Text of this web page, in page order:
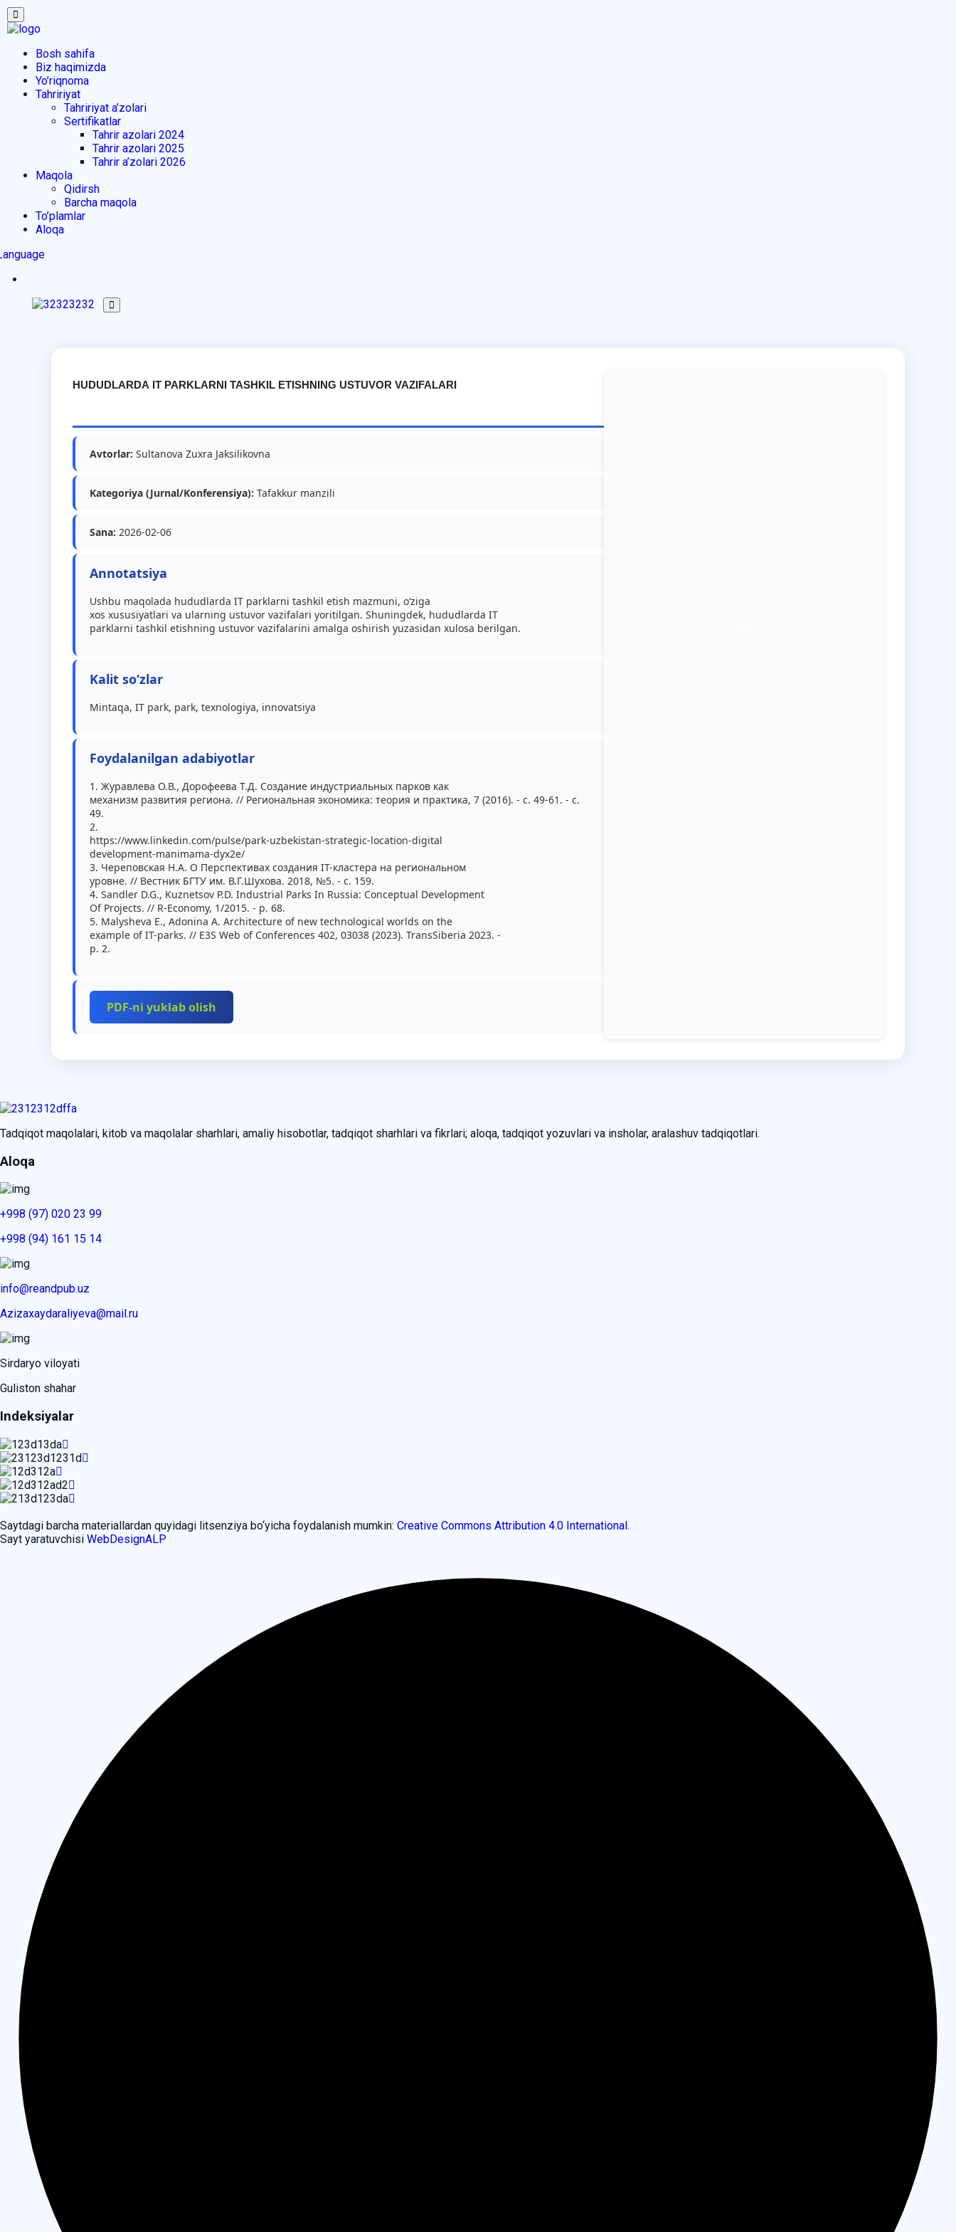
Bosh sahifa
Biz haqimizda
Yo’riqnoma
Tahririyat
Tahririyat a’zolari
Sertifikatlar
Tahrir azolari 2024
Tahrir azolari 2025
Tahrir a’zolari 2026
Maqola
Qidirsh
Barcha maqola
To’plamlar
Aloqa
HUDUDLARDA IT PARKLARNI TASHKIL ETISHNING USTUVOR VAZIFALARI
Avtorlar: Sultanova Zuxra Jaksilikovna
Kategoriya (Jurnal/Konferensiya): Tafakkur manzili
Sana: 2026-02-06
Annotatsiya
Ushbu maqolada hududlarda IT parklarni tashkil etish mazmuni, o‘ziga
xos xususiyatlari va ularning ustuvor vazifalari yoritilgan. Shuningdek, hududlarda IT
parklarni tashkil etishning ustuvor vazifalarini amalga oshirish yuzasidan xulosa berilgan.
Kalit so‘zlar
Mintaqa, IT park, park, texnologiya, innovatsiya
Foydalanilgan adabiyotlar
1. Журавлева О.В., Дорофеева Т.Д. Создание индустриальных парков как
механизм развития региона. // Региональная экономика: теория и практика, 7 (2016). - с. 49-61. - с.
49.
2.
https://www.linkedin.com/pulse/park-uzbekistan-strategic-location-digital
development-manimama-dyx2e/
3. Череповская Н.А. О Перспективах создания IT-кластера на региональном
уровне. // Вестник БГТУ им. В.Г.Шухова. 2018, №5. - с. 159.
4. Sandler D.G., Kuznetsov P.D. Industrial Parks In Russia: Conceptual Development
Of Projects. // R-Economy, 1/2015. - p. 68.
5. Malysheva E., Adonina A. Architecture of new technological worlds on the
example of IT-parks. // E3S Web of Conferences 402, 03038 (2023). TransSiberia 2023. -
p. 2.
PDF-ni yuklab olish
Tadqiqot maqolalari, kitob va maqolalar sharhlari, amaliy hisobotlar, tadqiqot sharhlari va fikrlari; aloqa, tadqiqot yozuvlari va insholar, aralashuv tadqiqotlari.
Aloqa
+998 (97) 020 23 99
+998 (94) 161 15 14
info@reandpub.uz
Azizaxaydaraliyeva@mail.ru
Sirdaryo viloyati
Guliston shahar
Indeksiyalar
Saytdagi barcha materiallardan quyidagi litsenziya bo‘yicha foydalanish mumkin: Creative Commons Attribution 4.0 International.
Sayt yaratuvchisi WebDesignALP